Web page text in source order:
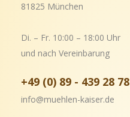
81825 München
Di. – Fr. 10:00 – 18:00 Uhr
und nach Vereinbarung
+49 (0) 89 - 439 28 78
info@muehlen-kaiser.de